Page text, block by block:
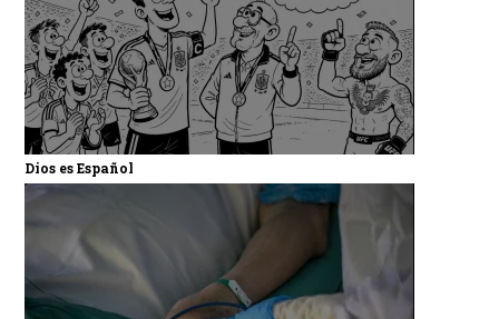
Dios es Español